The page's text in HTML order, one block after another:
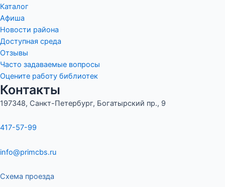
Каталог
Афиша
Новости района
Доступная среда
Отзывы
Часто задаваемые вопросы
Оцените работу библиотек
Контакты
197348, Санкт-Петербург, Богатырский пр., 9
417-57-99
info@primcbs.ru
Схема проезда